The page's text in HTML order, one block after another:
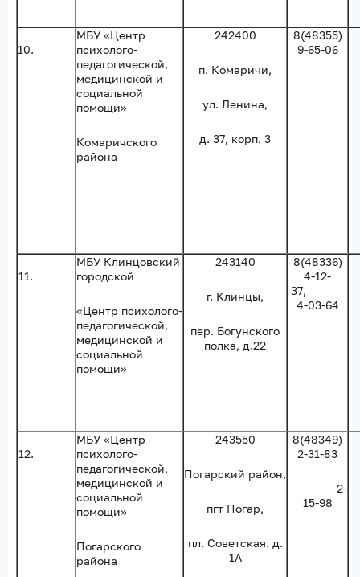
10.
МБУ «Центр
психолого-
педагогической,
медицинской и
социальной
помощи»
Комаричского
района
242400
п. Комаричи,
ул. Ленина,
д. 37, корп. 3
8(48355)
9-65-06
11.
МБУ Клинцовский
городской
«Центр психолого-
педагогической,
медицинской и
социальной
помощи»
243140
г. Клинцы,
пер. Богунского
полка, д.22
8(48336)
4-12-
37,
4-03-64
12.
МБУ «Центр
психолого-
педагогической,
медицинской и
социальной
помощи»
Погарского
района
243550
Погарский район,
пгт Погар,
пл. Советская. д.
1А
8(48349)
2-31-83
2-
15-98